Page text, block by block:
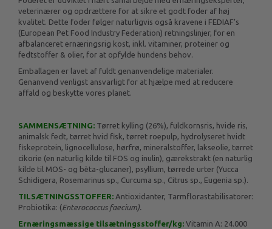
veterinærer og opdrættere for at sikre et godt foder af høj
kvalitet. Dette foder følger naturligvis også kravene i FEDIAF’s
(European Pet Food Industry Federation) retningslinjer, for en
afbalanceret ernæringsrig kost, inkl. vitaminer, proteiner og
fedtstoffer & olier, for at opfylde hundens behov.
Emballagen er lavet af fuldt genanvendelige materialer.
Genanvend venligst ansvarligt for at hjælpe med at reducere
affald og beskytte vores planet.
SAMMENSÆTNING: Tørret kylling (26%), fuldkornsris, hvide ris,
animalsk fedt, tørret hvid fisk, tørret roepulp, hydrolyseret hvidt
fiskeprotein, lignocellulose, hørfrø, mineralstoffer, lakseolie, tørret
cikorie (en naturlig kilde til FOS og inulin), gærekstrakt (en naturlig
kilde til MOS- og bèta-glucaner), psyllium, tørrede urter (Yucca
Schidigera, Rosemarinus sp., Curcuma sp., Citrus sp., Eugenia sp.).
TILSÆTNINGSSTOFFER: Antioxidanter, Tarmflorastabilisatorer:
Probiotika: (Enterococcus faecium).
Ernæringsmæssige tilsætningsstoffer/kg: Vitamin A: 24.000